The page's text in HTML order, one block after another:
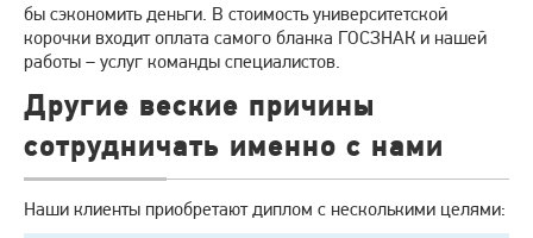
бы сэкономить деньги. В стоимость университетской
корочки входит оплата самого бланка ГОСЗНАК и нашей
работы – услуг команды специалистов.
Другие веские причины
сотрудничать именно с нами
Наши клиенты приобретают диплом с несколькими целями: